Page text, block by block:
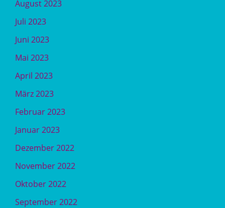
August 2023
Juli 2023
Juni 2023
Mai 2023
April 2023
März 2023
Februar 2023
Januar 2023
Dezember 2022
November 2022
Oktober 2022
September 2022